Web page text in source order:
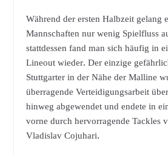
Während der ersten Halbzeit gelang
Mannschaften nur wenig Spielfluss
stattdessen fand man sich häufig in
Lineout wieder. Der einzige
Stuttgarter in der Nähe der Malline
überragende Verteidigungsarbeit
hinweg abgewendet und endete in
vorne durch hervorragende Tackles
Vladislav Cojuhari.